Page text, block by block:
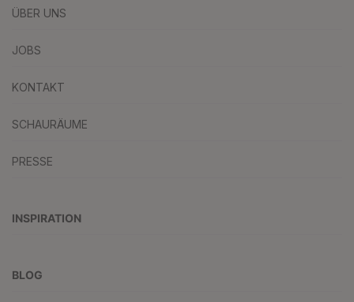
ÜBER UNS
JOBS
KONTAKT
SCHAURÄUME
PRESSE
INSPIRATION
BLOG